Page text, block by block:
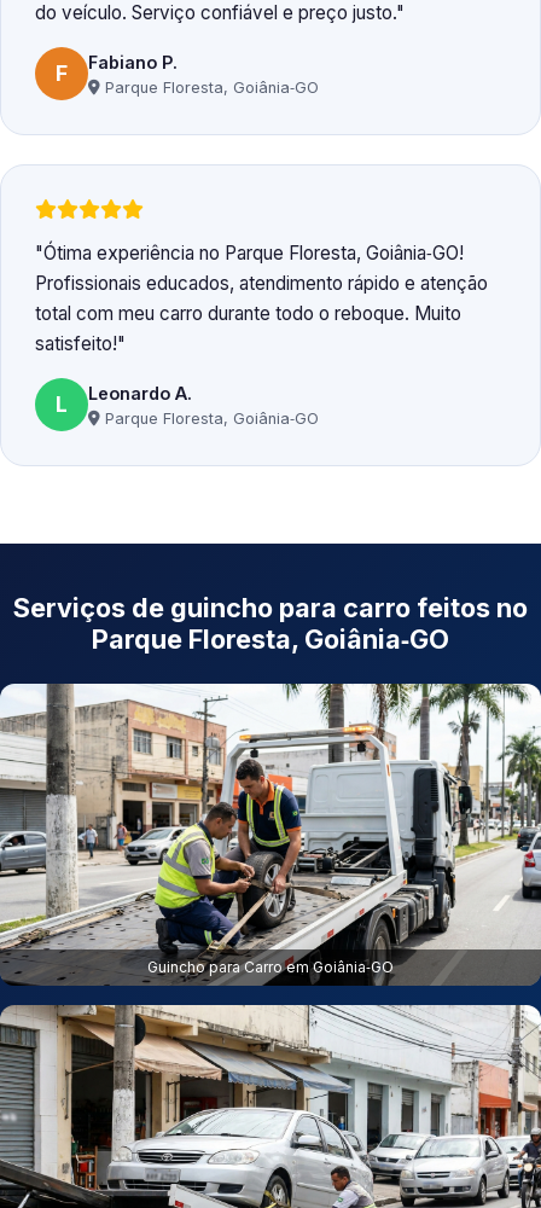
do veículo. Serviço confiável e preço justo.
F Fabiano P.
Parque Floresta, Goiânia‑GO
Ótima experiência no Parque Floresta, Goiânia‑GO!
Profissionais educados, atendimento rápido e atenção
total com meu carro durante todo o reboque. Muito
satisfeito!
L Leonardo A.
Parque Floresta, Goiânia‑GO
Serviços de guincho para carro feitos no
Parque Floresta, Goiânia‑GO
Guincho para Carro em Goiânia‑GO